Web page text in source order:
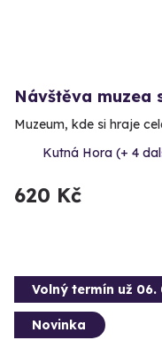
Návštěva muzea
Muzeum, kde si hraje
Kutná Hora (+ 4
620 Kč
Volný termín už 06.
Novinka